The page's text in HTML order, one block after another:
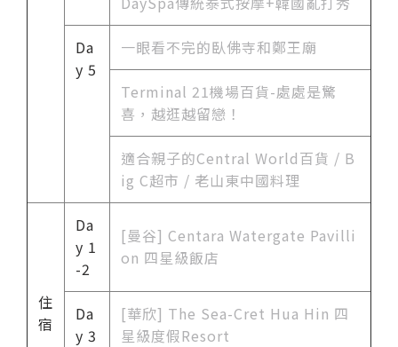
Da
y 5
一眼看不完的臥佛寺和鄭王廟
Terminal 21機場百貨-處處是驚
喜，越逛越留戀！
適合親子的Central World百貨 / B
ig C超市 / 老山東中國料理
住
宿
Da
y 1
-2
[曼谷] Centara Watergate Pavilli
on 四星級飯店
Da
y 3
[華欣] The Sea-Cret Hua Hin 四
星級度假Resort